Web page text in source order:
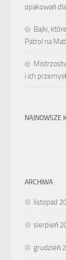
opakowań
Bajki,
Patrol na
i ich
NAJNOWSZE
ARCHIWA
listopad
sierpień
grudzień